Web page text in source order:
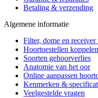
Betaling & verzending
Algemene informatie
Filter, dome en receiver
Hoortoestellen
Soorten gehoorverlies
Anatomie van het oor
Online aanpassen
Kenmerken &
Veelgestelde vragen